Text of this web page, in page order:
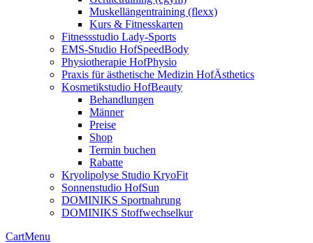
Muskellängentraining (flexx)
Kurs & Fitnesskarten
Fitnessstudio Lady-Sports
EMS-Studio HofSpeedBody
Physiotherapie HofPhysio
Praxis für ästhetische Medizin HofÄsthetics
Kosmetikstudio HofBeauty
Behandlungen
Männer
Preise
Shop
Termin buchen
Rabatte
Kryolipolyse Studio KryoFit
Sonnenstudio HofSun
DOMINIKS Sportnahrung
DOMINIKS Stoffwechselkur
CartMenu